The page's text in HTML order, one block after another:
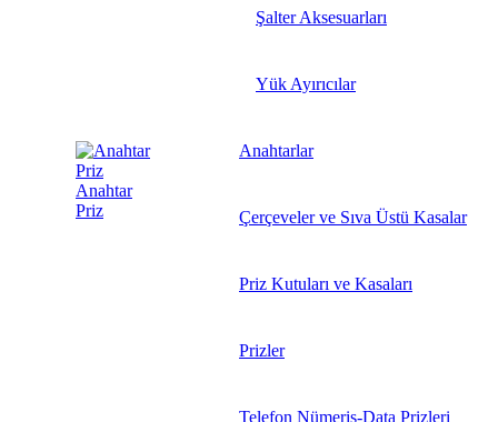
Şalter Aksesuarları
Yük Ayırıcılar
Anahtar
Priz
Anahtarlar
Çerçeveler ve Sıva Üstü Kasalar
Priz Kutuları ve Kasaları
Prizler
Telefon Nümeris-Data Prizleri